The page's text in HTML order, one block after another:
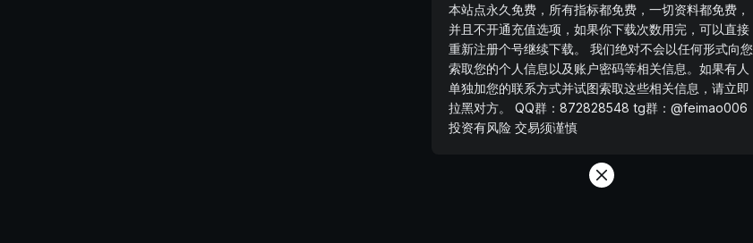
本站点永久免费，所有指标都免费，一切资料都免费，
并且不开通充值选项，如果你下载次数用完，可以直接
重新注册个号继续下载。 我们绝对不会以任何形式向您
索取您的个人信息以及账户密码等相关信息。如果有人
单独加您的联系方式并试图索取这些相关信息，请立即
拉黑对方。 QQ群：872828548 tg群：@feimao006
投资有风险 交易须谨慎